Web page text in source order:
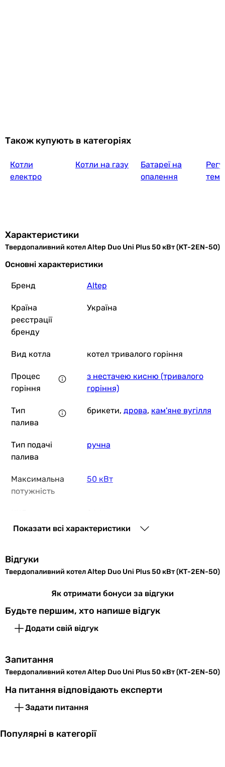
Також купують в категоріях
Котли
електро
Котли на газу
Батареї на
опалення
Характеристики
Твердопаливний котел Altep Duo Uni Plus 50 кВт (КТ-2EN-50)
Основні характеристики
Бренд Altep
Країна
реєстрації
бренду
Україна
Вид котла котел тривалого горіння
Процес
горіння
з нестачею кисню (тривалого
горіння)
Тип
палива
брикети, дрова, кам'яне вугілля
Тип подачі
палива
ручна
Максимальна
потужність
50 кВт
примусова
Вид примусової
тяги
контурів
одноконтурний
Вихід димових
ззаду
Матеріал
облицювання
котла
Матеріал
сталь
Показати всі характеристики
Відгуки
Твердопаливний котел Altep Duo Uni Plus 50 кВт (КТ-2EN-50)
Як отримати бонуси за відгуки
Будьте першим, хто напише відгук
Додати свій відгук
Запитання
Твердопаливний котел Altep Duo Uni Plus 50 кВт (КТ-2EN-50)
На питання відповідають експерти
Задати питання
Популярні в категорії